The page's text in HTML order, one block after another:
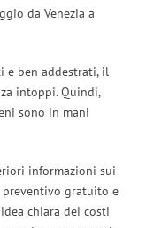
da Venezia a
e ben addestrati, il
intoppi. Quindi,
sono in mani
informazioni sui
preventivo gratuito e
chiara dei costi